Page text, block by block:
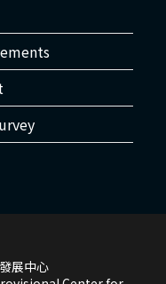
展中心